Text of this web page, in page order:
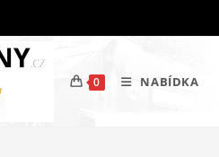
0 NABÍDKA